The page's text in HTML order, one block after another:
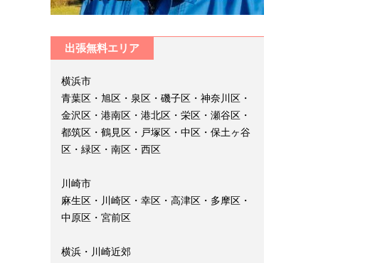
出張無料エリア
横浜市
青葉区・旭区・泉区・磯子区・神奈川区・
金沢区・港南区・港北区・栄区・瀬谷区・
都筑区・鶴見区・戸塚区・中区・保土ヶ谷
区・緑区・南区・西区
川崎市
麻生区・川崎区・幸区・高津区・多摩区・
中原区・宮前区
横浜・川崎近郊